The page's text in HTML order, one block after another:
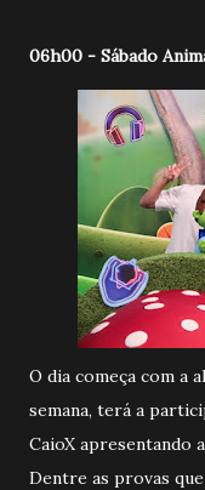
06h00 - Sábado
O dia começa com a
semana, terá a
CaioX apresentando
Dentre as provas